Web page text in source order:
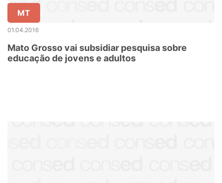
MT
01.04.2016
Mato Grosso vai subsidiar pesquisa sobre
educação de jovens e adultos